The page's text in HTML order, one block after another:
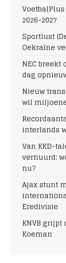
2026-2027
Sportlust
Oekraïne
NEC
dag
Nieuw
wil
interlands
Van KKD-
verhuurd:
nu?
Ajax stunt
Eredivisie
KNVB
Koeman